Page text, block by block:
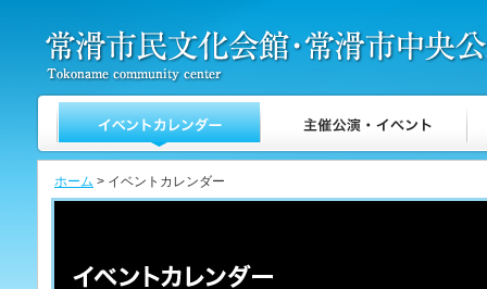
ホーム > イベントカレンダー